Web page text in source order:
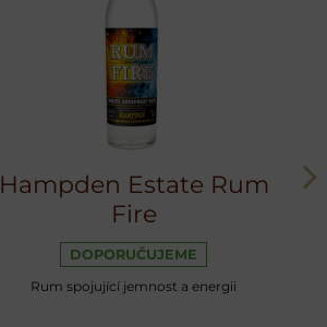
Hampden Estate Rum
Fire
DOPORUČUJEME
Rum spojující jemnost a energii